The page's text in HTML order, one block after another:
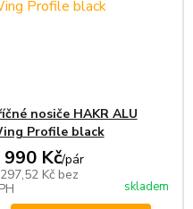
nosiče HAKR ALU
Profile black
990 Kč/pár
Kč bez
skladem